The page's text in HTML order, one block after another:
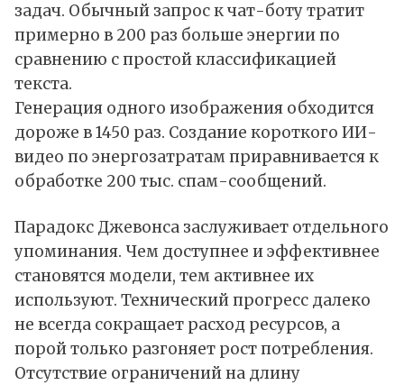
задач. Обычный запрос к чат-боту тратит
примерно в 200 раз больше энергии по
сравнению с простой классификацией
текста.
Генерация одного изображения обходится
дороже в 1450 раз. Создание короткого ИИ-
видео по энергозатратам приравнивается к
обработке 200 тыс. спам-сообщений.
Парадокс Джевонса заслуживает отдельного
упоминания. Чем доступнее и эффективнее
становятся модели, тем активнее их
используют. Технический прогресс далеко
не всегда сокращает расход ресурсов, а
порой только разгоняет рост потребления.
Отсутствие ограничений на длину